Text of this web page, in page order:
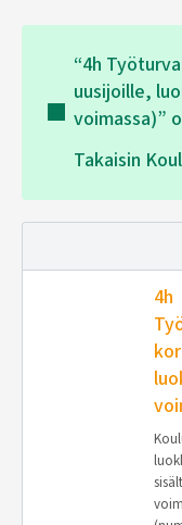
Takaisin
“4h
uusijoille,
voimassa)”
KOHDE
4h